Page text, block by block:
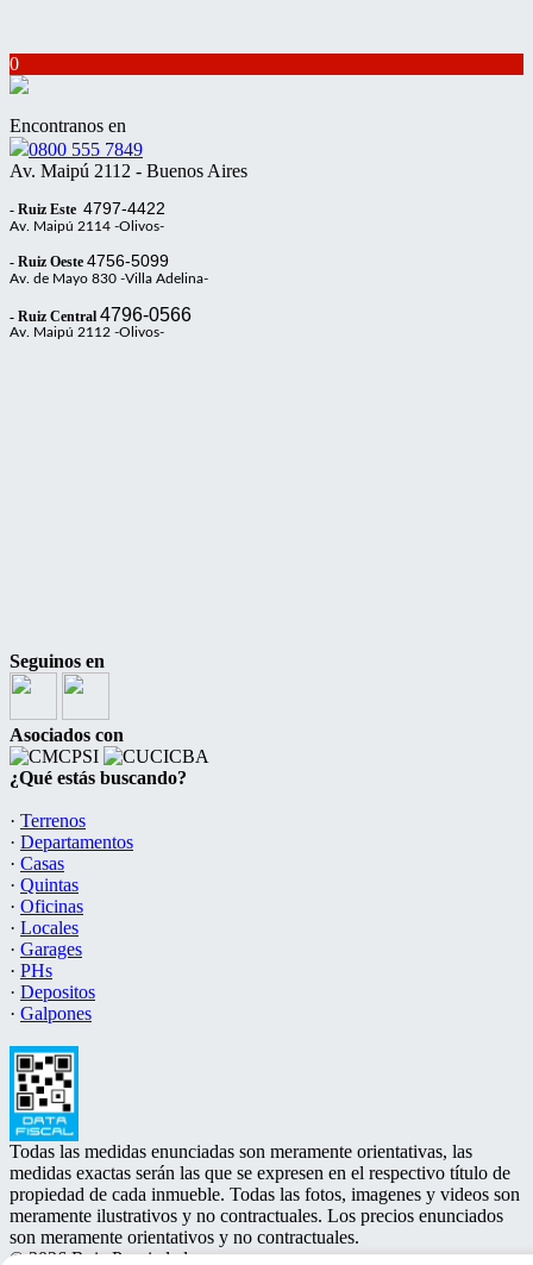
0
Encontranos en
0800 555 7849
Av. Maipú 2112 - Buenos Aires
- Ruiz Este 4797-4422
Av. Maipú 2114 -Olivos-
- Ruiz Oeste 4756-5099
Av. de Mayo 830 -Villa Adelina-
- Ruiz Central 4796-0566
Av. Maipú 2112 -Olivos-
Seguinos en
Asociados con
¿Qué estás buscando?
· Terrenos
· Departamentos
· Casas
· Quintas
· Oficinas
· Locales
· Garages
· PHs
· Depositos
· Galpones
Todas las medidas enunciadas son meramente orientativas, las
medidas exactas serán las que se expresen en el respectivo título de
propiedad de cada inmueble. Todas las fotos, imagenes y videos son
meramente ilustrativos y no contractuales. Los precios enunciados
son meramente orientativos y no contractuales.
© 2026 Ruiz Propiedades.